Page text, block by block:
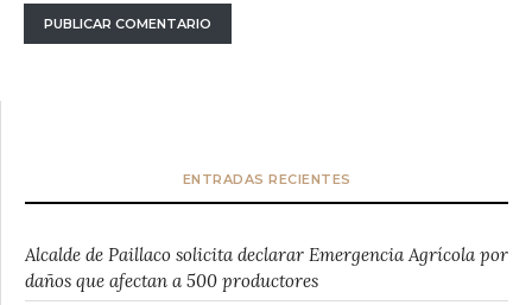
ENTRADAS RECIENTES
Alcalde de Paillaco solicita declarar Emergencia Agrícola por
daños que afectan a 500 productores